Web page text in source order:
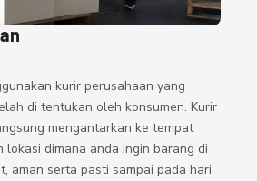
kurir perusahaan yang
di tentukan oleh konsumen. Kurir
mengantarkan ke tempat
lokasi dimana anda ingin barang di
aman serta pasti sampai pada hari